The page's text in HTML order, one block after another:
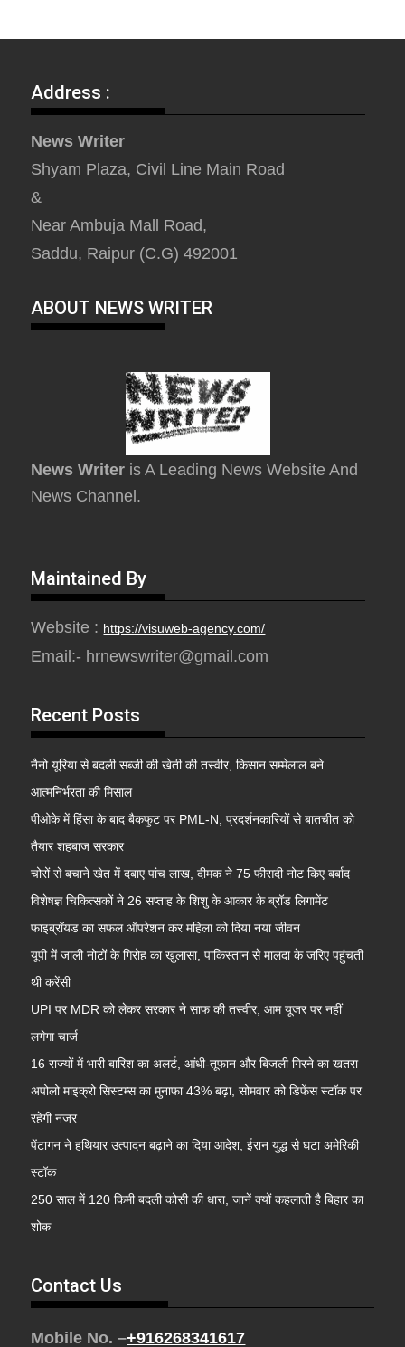
Address :
News Writer
Shyam Plaza, Civil Line Main Road
&
Near Ambuja Mall Road,
Saddu, Raipur (C.G) 492001
ABOUT NEWS WRITER
News Writer is A Leading News Website And
News Channel.
Maintained By
Website : https://visuweb-agency.com/
Email:- hrnewswriter@gmail.com
Recent Posts
नैनो यूरिया से बदली सब्जी की खेती की तस्वीर, किसान सम्मेलाल बने
आत्मनिर्भरता की मिसाल
पीओके में हिंसा के बाद बैकफुट पर PML-N, प्रदर्शनकारियों से बातचीत को
तैयार शहबाज सरकार
चोरों से बचाने खेत में दबाए पांच लाख, दीमक ने 75 फीसदी नोट किए बर्बाद
विशेषज्ञ चिकित्सकों ने 26 सप्ताह के शिशु के आकार के ब्रॉड लिगामेंट
फाइब्रॉयड का सफल ऑपरेशन कर महिला को दिया नया जीवन
यूपी में जाली नोटों के गिरोह का खुलासा, पाकिस्तान से मालदा के जरिए पहुंचती
थी करेंसी
UPI पर MDR को लेकर सरकार ने साफ की तस्वीर, आम यूजर पर नहीं
लगेगा चार्ज
16 राज्यों में भारी बारिश का अलर्ट, आंधी-तूफान और बिजली गिरने का खतरा
अपोलो माइक्रो सिस्टम्स का मुनाफा 43% बढ़ा, सोमवार को डिफेंस स्टॉक पर
रहेगी नजर
पेंटागन ने हथियार उत्पादन बढ़ाने का दिया आदेश, ईरान युद्ध से घटा अमेरिकी
स्टॉक
250 साल में 120 किमी बदली कोसी की धारा, जानें क्यों कहलाती है बिहार का
शोक
Contact Us
Mobile No. –+916268341617